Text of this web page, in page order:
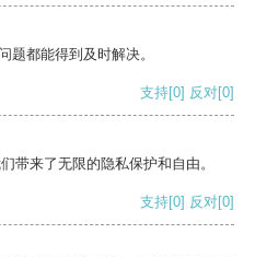
题都能得到及时解决。
支持[0] 反对[0]
带来了无限的隐私保护和自由。
支持[0] 反对[0]